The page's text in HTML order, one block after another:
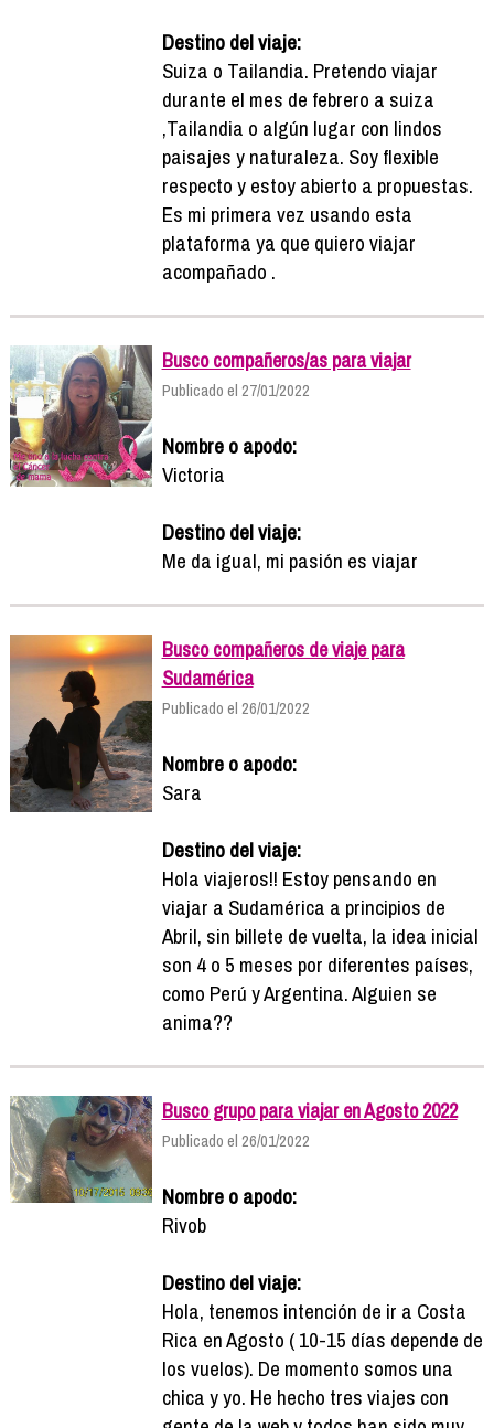
Destino del viaje:
Suiza o Tailandia. Pretendo viajar
durante el mes de febrero a suiza
,Tailandia o algún lugar con lindos
paisajes y naturaleza. Soy flexible
respecto y estoy abierto a propuestas.
Es mi primera vez usando esta
plataforma ya que quiero viajar
acompañado .
Busco compañeros/as para viajar
Publicado el 27/01/2022
Nombre o apodo:
Victoria
Destino del viaje:
Me da igual, mi pasión es viajar
Busco compañeros de viaje para
Sudamérica
Publicado el 26/01/2022
Nombre o apodo:
Sara
Destino del viaje:
Hola viajeros!! Estoy pensando en
viajar a Sudamérica a principios de
Abril, sin billete de vuelta, la idea inicial
son 4 o 5 meses por diferentes países,
como Perú y Argentina. Alguien se
anima??
Busco grupo para viajar en Agosto 2022
Publicado el 26/01/2022
Nombre o apodo:
Rivob
Destino del viaje:
Hola, tenemos intención de ir a Costa
Rica en Agosto ( 10-15 días depende de
los vuelos). De momento somos una
chica y yo. He hecho tres viajes con